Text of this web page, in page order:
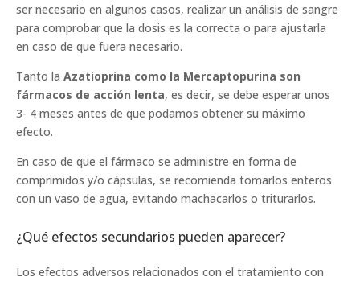
ser necesario en algunos casos, realizar un análisis de sangre
para comprobar que la dosis es la correcta o para ajustarla
en caso de que fuera necesario.
Tanto la Azatioprina como la Mercaptopurina son
fármacos de acción lenta, es decir, se debe esperar unos
3- 4 meses antes de que podamos obtener su máximo
efecto.
En caso de que el fármaco se administre en forma de
comprimidos y/o cápsulas, se recomienda tomarlos enteros
con un vaso de agua, evitando machacarlos o triturarlos.
¿Qué efectos secundarios pueden aparecer?
Los efectos adversos relacionados con el tratamiento con